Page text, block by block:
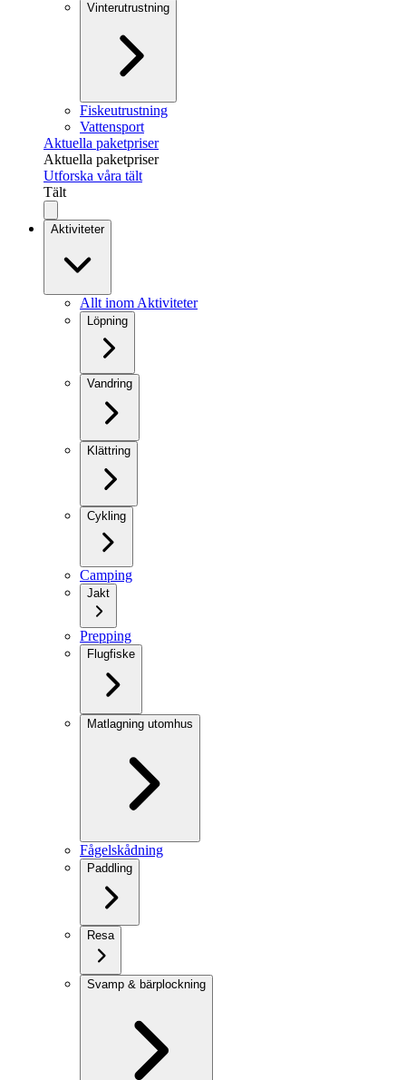
Vinterutrustning
Fiskeutrustning
Vattensport
Aktuella paketpriser
Aktuella paketpriser
Utforska våra tält
Tält
Aktiviteter
Allt inom Aktiviteter
Löpning
Vandring
Klättring
Cykling
Camping
Jakt
Prepping
Flugfiske
Matlagning utomhus
Fågelskådning
Paddling
Resa
Svamp & bärplockning